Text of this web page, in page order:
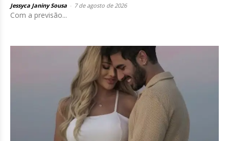
Jessyca Janiny Sousa 7 de agosto de 2026
Com a previsão...